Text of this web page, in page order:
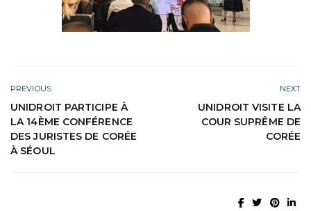
PREVIOUS
UNIDROIT PARTICIPE À
LA 14ÈME CONFÉRENCE
DES JURISTES DE CORÉE
À SÉOUL
NEXT
UNIDROIT VISITE LA
COUR SUPRÊME DE
CORÉE